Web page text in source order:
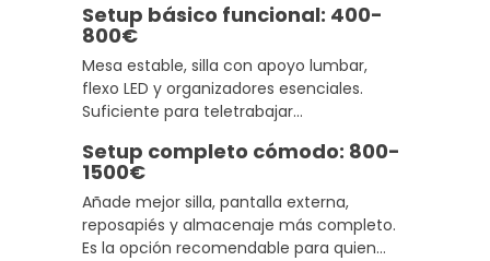
razonable para cada situación.
Setup básico funcional: 400-
800€
Mesa estable, silla con apoyo lumbar,
flexo LED y organizadores esenciales.
Suficiente para teletrabajar
cinco horas con una base correcta de
ergonomía teletrabajo casa.
Setup completo cómodo: 800-
1500€
Añade mejor silla, pantalla externa,
reposapiés y almacenaje más completo.
Es la opción recomendable para quien